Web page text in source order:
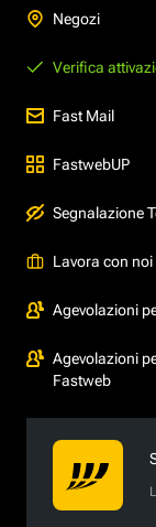
Negozi
Verifica
Fast Mail
FastwebUP
Segnalazione
Lavora con noi
Agevolazioni
Agevolazioni
Fastweb